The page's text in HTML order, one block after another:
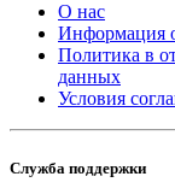
О нас
Информация
Политика в
данных
Условия
Служба поддержки